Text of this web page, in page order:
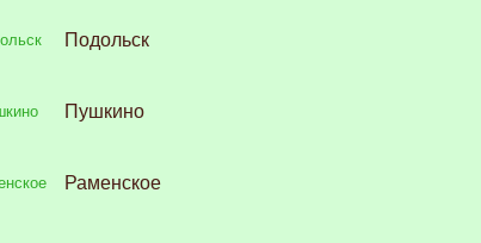
Подольск
Пушкино
Раменское